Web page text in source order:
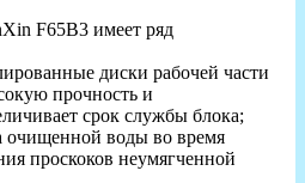
F65B3 имеет ряд
диски рабочей части
прочность и
срок службы блока;
воды во время
проскоков неумягченной